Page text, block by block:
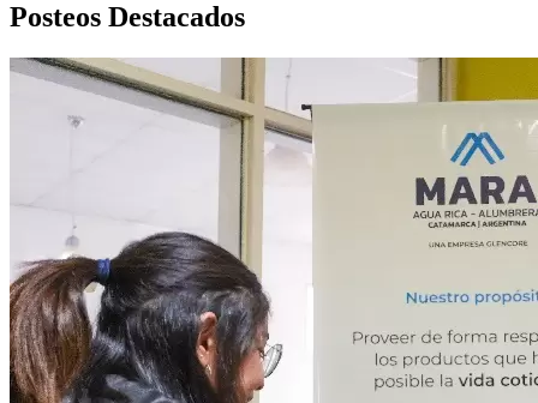
Posteos Destacados